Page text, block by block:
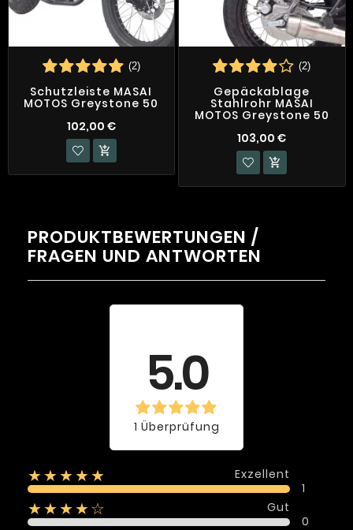
(2)
Schutzleiste MASAI
MOTOS Greystone 50
102,00 €

(2)
Gepäckablage
Stahlrohr MASAI
MOTOS Greystone 50
103,00 €

PRODUKTBEWERTUNGEN /
FRAGEN UND ANTWORTEN
5.0
1 Überprüfung
★★★★★
Exzellent
1
★★★★☆
Gut
0